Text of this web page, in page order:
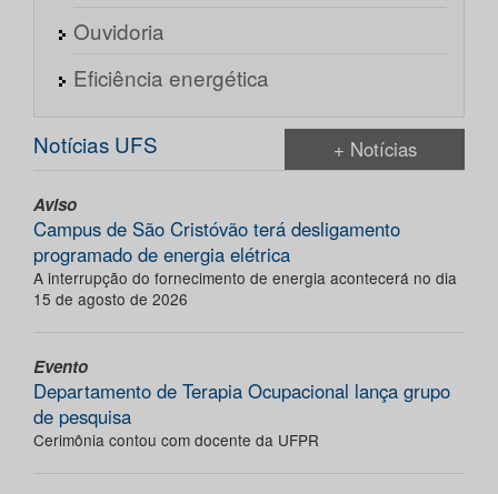
Ouvidoria
Eficiência energética
Notícias UFS + Notícias
Aviso
Campus de São Cristóvão terá desligamento
programado de energia elétrica
A interrupção do fornecimento de energia acontecerá no dia
15 de agosto de 2026
Evento
Departamento de Terapia Ocupacional lança grupo
de pesquisa
Cerimônia contou com docente da UFPR